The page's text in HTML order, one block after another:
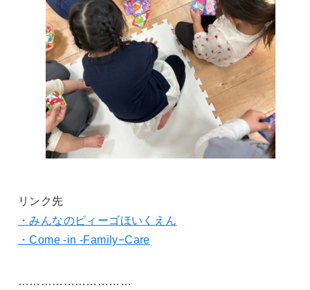
リンク先
・みんなのビィーゴほいくえん
・Come -in -Family−Care
…………………………